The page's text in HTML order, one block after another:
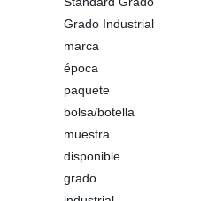
Grado Industrial
marca
época
paquete
bolsa/botella
muestra
disponible
grado